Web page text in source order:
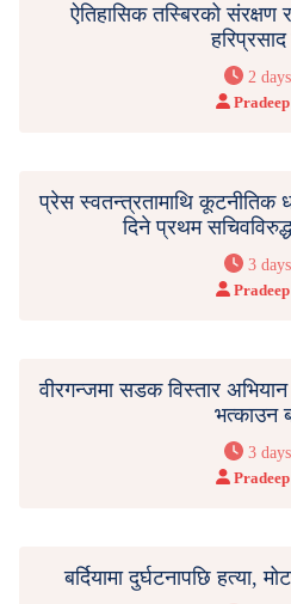
ऐतिहासिक तस्बिरको संरक्षण
हरिप्रसाद
2 days
प्रेस स्वतन्त्रतामाथि कूटनीतिक
दिने प्रथम
3 days
वीरगन्जमा सडक विस्तार
भत्काउन
3 days
बर्दियामा दुर्घटनापछि हत्या,